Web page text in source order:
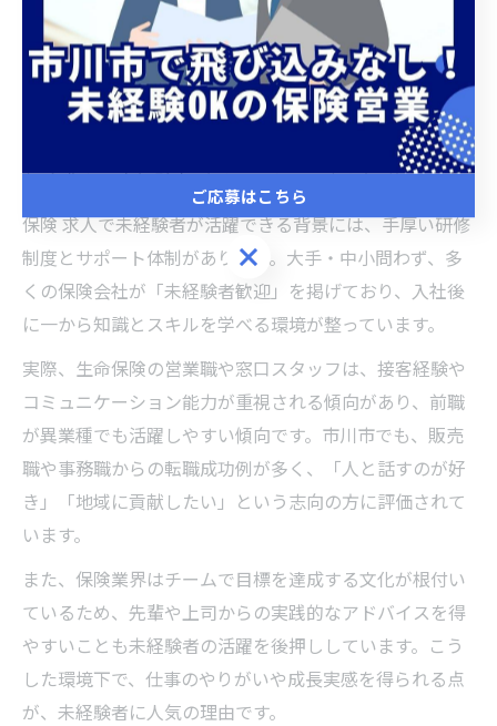
している企業も多く、努力次第で高収入を目指せます。
実際に「未経験から営業にチャレンジし、数年でリーダ
ー職に昇格した」という声もあり、キャリアアップの道
が開けていることも魅力です。
保険求人で未経験者が活躍できる理由を解説
保険 求人で未経験者が活躍できる背景には、手厚い研修
制度とサポート体制があります。大手・中小問わず、多
くの保険会社が「未経験者歓迎」を掲げており、入社後
に一から知識とスキルを学べる環境が整っています。
実際、生命保険の営業職や窓口スタッフは、接客経験や
コミュニケーション能力が重視される傾向があり、前職
が異業種でも活躍しやすい傾向です。市川市でも、販売
職や事務職からの転職成功例が多く、「人と話すのが好
き」「地域に貢献したい」という志向の方に評価されて
います。
また、保険業界はチームで目標を達成する文化が根付い
ているため、先輩や上司からの実践的なアドバイスを得
やすいことも未経験者の活躍を後押ししています。こう
した環境下で、仕事のやりがいや成長実感を得られる点
が、未経験者に人気の理由です。
ご応募はこちら
ご応募はこちら